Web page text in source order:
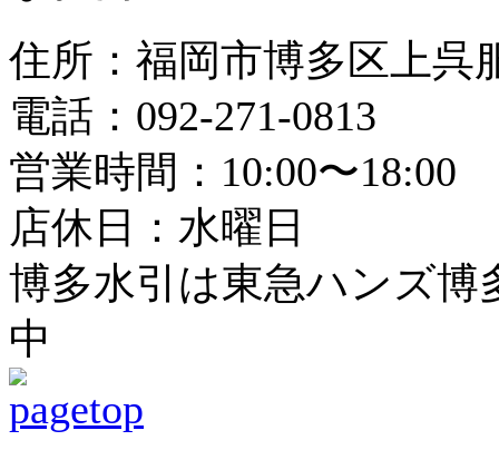
住所：福岡市博多区上呉
電話：092-271-0813
営業時間：10:00〜18:00
店休日：水曜日
博多水引は東急ハンズ博
中